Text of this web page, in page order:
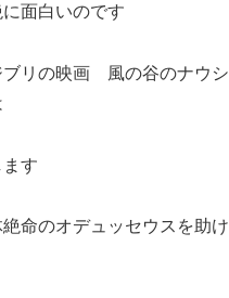
面白いのです
リの映画 風の谷のナウ
す
命のオデュッセウスを助